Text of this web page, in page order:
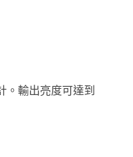
。輸出亮度可達到